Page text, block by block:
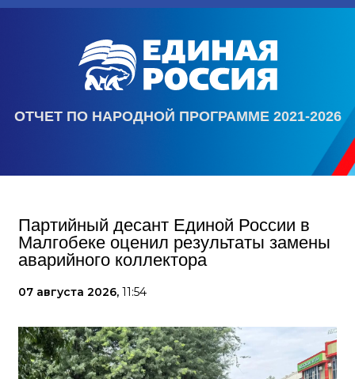
ОТЧЕТ ПО НАРОДНОЙ ПРОГРАММЕ 2021-2026
Партийный десант Единой России в
Малгобеке оценил результаты замены
аварийного коллектора
07 августа 2026, 11:54